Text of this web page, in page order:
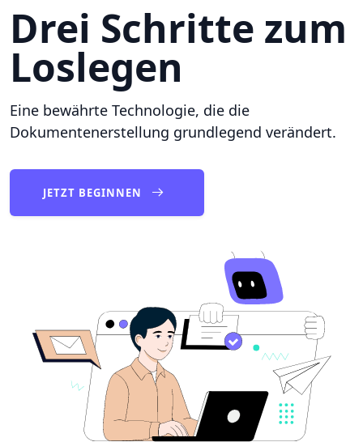
Drei Schritte zum
Loslegen
Eine bewährte Technologie, die die
Dokumentenerstellung grundlegend verändert.
JETZT BEGINNEN